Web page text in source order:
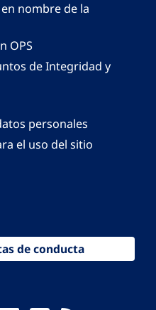
nombre de la
OPS
de Integridad y
personales
el uso del sitio
de conducta